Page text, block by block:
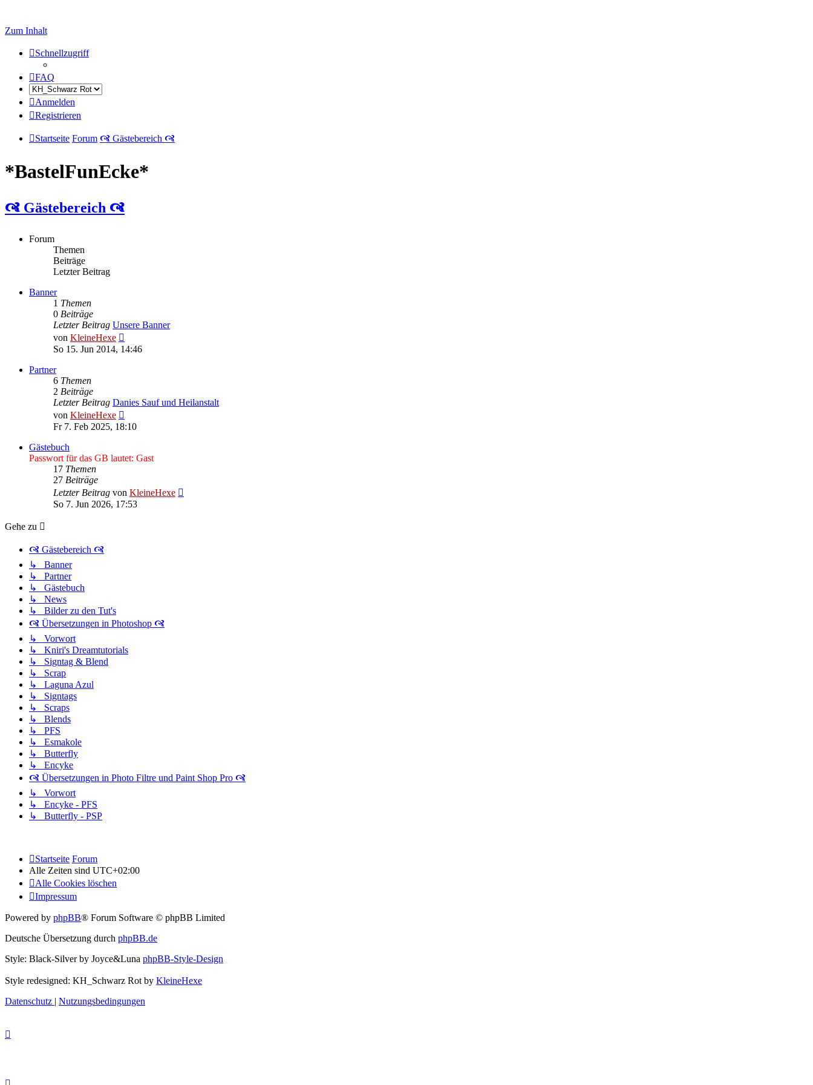
Zum Inhalt
Schnellzugriff
FAQ
Anmelden
Registrieren
Startseite Forum 🙧 Gästebereich 🙧
*BastelFunEcke*
🙧 Gästebereich 🙧
Forum
Themen
Beiträge
Letzter Beitrag
Banner
1 Themen
0 Beiträge
Letzter Beitrag Unsere Banner
von KleineHexe
Beitrag
So 15. Jun 2014, 14:46
Partner
6 Themen
2 Beiträge
Letzter Beitrag Danies Sauf und Heilanstalt
von KleineHexe
Beitrag
Fr 7. Feb 2025, 18:10
Gästebuch
Passwort für das GB lautet: Gast
17 Themen
27 Beiträge
Letzter Beitrag von KleineHexe
So 7. Jun 2026, 17:53
Gehe zu
🙧 Gästebereich 🙧
↳ Banner
↳ Partner
↳ Gästebuch
↳ News
↳ Bilder zu den Tut's
🙧 Übersetzungen in Photoshop 🙧
↳ Vorwort
↳ Kniri's Dreamtutorials
↳ Signtag & Blend
↳ Scrap
↳ Laguna Azul
↳ Signtags
↳ Scraps
↳ Blends
↳ PFS
↳ Esmakole
↳ Butterfly
↳ Encyke
🙧 Übersetzungen in Photo Filtre und Paint Shop Pro 🙧
↳ Vorwort
↳ Encyke - PFS
↳ Butterfly - PSP
Startseite Forum
Alle Zeiten sind UTC+02:00
Alle Cookies löschen
Impressum
Powered by phpBB® Forum Software © phpBB Limited
Deutsche Übersetzung durch phpBB.de
Style: Black-Silver by Joyce&Luna phpBB-Style-Design
Style redesigned: KH_Schwarz Rot by KleineHexe
Datenschutz | Nutzungsbedingungen